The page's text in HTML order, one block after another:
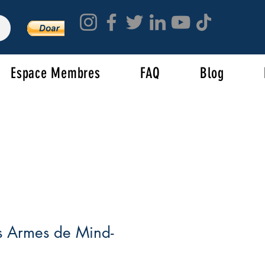
Espace Membres FAQ Blog
Armes de Mind-